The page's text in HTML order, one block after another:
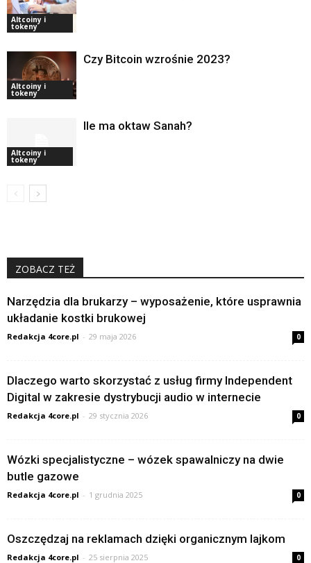
Altcoiny i
tokeny
Altcoiny i
tokeny
Czy Bitcoin wzrośnie 2023?
Altcoiny i
tokeny
Ile ma oktaw Sanah?
ZOBACZ TEŻ
Narzędzia dla brukarzy – wyposażenie, które usprawnia
układanie kostki brukowej
Redakcja 4core.pl - 29 maja 2026 0
Dlaczego warto skorzystać z usług firmy Independent
Digital w zakresie dystrybucji audio w internecie
Redakcja 4core.pl - 29 stycznia 2026 0
Wózki specjalistyczne – wózek spawalniczy na dwie
butle gazowe
Redakcja 4core.pl - 1 grudnia 2025 0
Oszczędzaj na reklamach dzięki organicznym lajkom
Redakcja 4core.pl - 25 sierpnia 2025 0